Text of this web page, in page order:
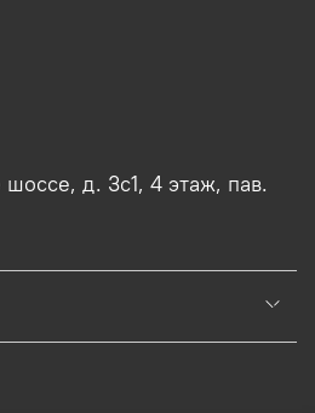
д. 3с1, 4 этаж, пав.